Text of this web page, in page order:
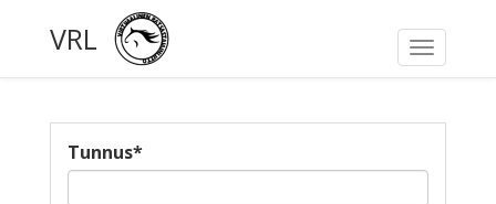
Toggle
VRL
Tunnus*